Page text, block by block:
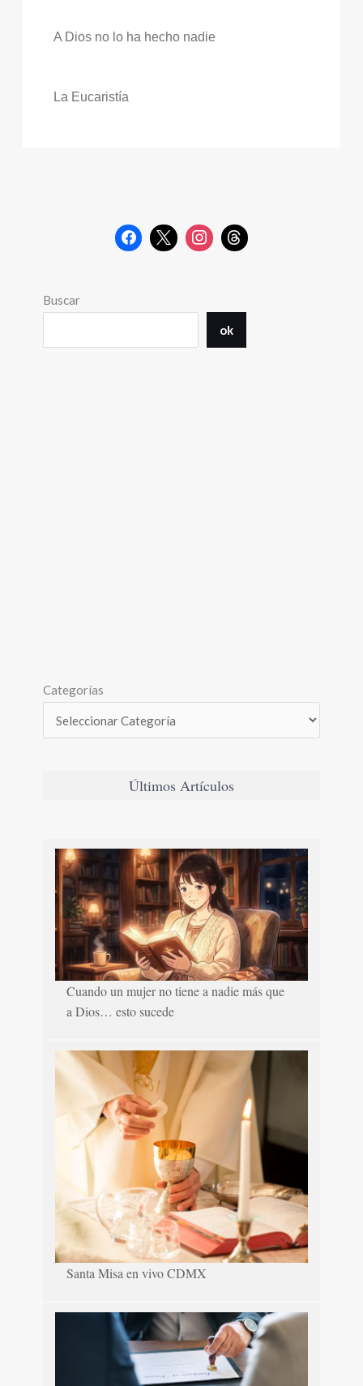
A Dios no lo ha hecho nadie
La Eucaristía
Buscar
ok
Categorías
Últimos Artículos
Cuando un mujer no tiene a nadie más que
a Dios… esto sucede
Santa Misa en vivo CDMX